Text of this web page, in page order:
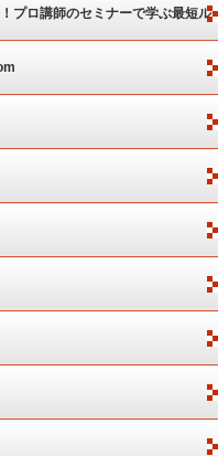
プロ講師のセミナーで学ぶ最短ル